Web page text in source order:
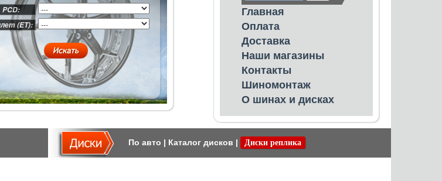
Главная
Оплата
Доставка
Наши магазины
Контакты
Шиномонтаж
О шинах и дисках
PCD:
(ET):
По авто | Каталог дисков | Диски реплика